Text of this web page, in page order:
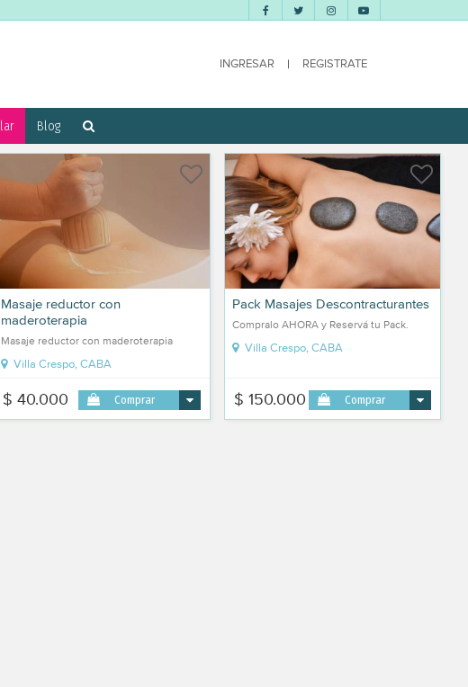
INGRESAR | REGISTRATE
Blog
Masaje reductor con
maderoterapia
Masaje reductor con maderoterapia
Villa Crespo, CABA
$ 40.000 Comprar
Pack Masajes Descontracturantes
Compralo AHORA y Reservá tu Pack.
Villa Crespo, CABA
$ 150.000 Comprar